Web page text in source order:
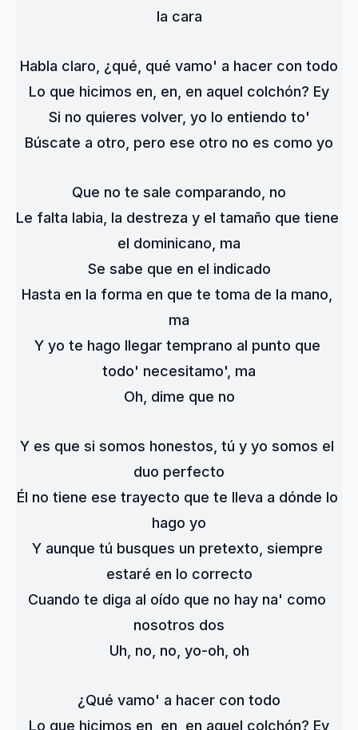
la cara
Habla claro, ¿qué, qué vamo' a hacer con todo
Lo que hicimos en, en, en aquel colchón? Ey
Si no quieres volver, yo lo entiendo to'
Búscate a otro, pero ese otro no es como yo
Que no te sale comparando, no
Le falta labia, la destreza y el tamaño que tiene
el dominicano, ma
Se sabe que en el indicado
Hasta en la forma en que te toma de la mano,
ma
Y yo te hago llegar temprano al punto que
todo' necesitamo', ma
Oh, dime que no
Y es que si somos honestos, tú y yo somos el
duo perfecto
Él no tiene ese trayecto que te lleva a dónde lo
hago yo
Y aunque tú busques un pretexto, siempre
estaré en lo correcto
Cuando te diga al oído que no hay na' como
nosotros dos
Uh, no, no, yo-oh, oh
¿Qué vamo' a hacer con todo
Lo que hicimos en, en, en aquel colchón? Ey